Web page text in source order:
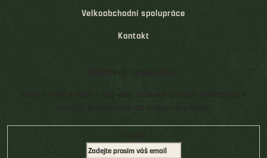
Velkoobchodní spolupráce
Kontakt